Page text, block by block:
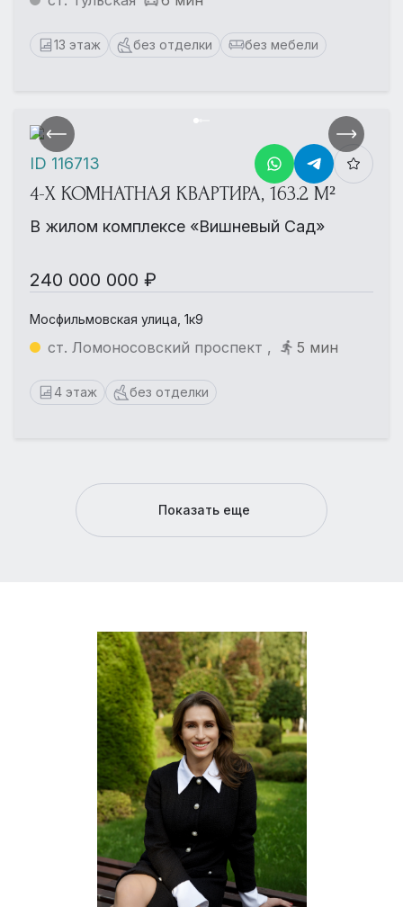
13 этаж без отделки без мебели
4-Х КОМНАТНАЯ КВАРТИРА, 163.2 М²
В жилом комплексе «Вишневый Сад»
240 000 000 ₽
Мосфильмовская улица, 1к9
ст. Ломоносовский проспект , 5 мин
4 этаж без отделки
ID 116713
Показать еще